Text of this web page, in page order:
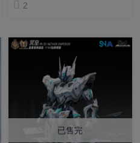
2
已售完